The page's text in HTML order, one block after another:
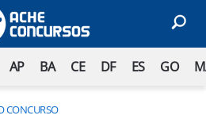
AP BA CE DF ES GO
CONCURSO